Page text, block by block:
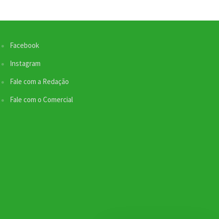
Facebook
Instagram
Fale com a Redação
Fale com o Comercial